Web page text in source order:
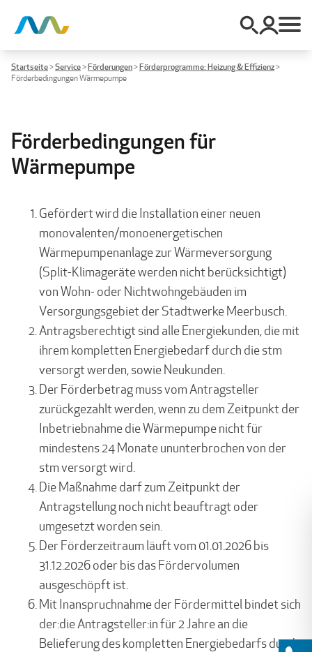
Startseite>Service>Förderungen>Förderprogramme: Heizung & Effizienz>
Förderbedingungen Wärmepumpe
Förderbedingungen für
Wärmepumpe
Gefördert wird die Installation einer neuen
monovalenten/monoenergetischen
Wärmepumpenanlage zur Wärmeversorgung
(Split-Klimageräte werden nicht berücksichtigt)
von Wohn- oder Nichtwohngebäuden im
Versorgungsgebiet der Stadtwerke Meerbusch.
Antragsberechtigt sind alle Energiekunden, die mit
ihrem kompletten Energiebedarf durch die stm
versorgt werden, sowie Neukunden.
Der Förderbetrag muss vom Antragsteller
zurückgezahlt werden, wenn zu dem Zeitpunkt der
Inbetriebnahme die Wärmepumpe nicht für
mindestens 24 Monate ununterbrochen von der
stm versorgt wird.
Die Maßnahme darf zum Zeitpunkt der
Antragstellung noch nicht beauftragt oder
umgesetzt worden sein.
Der Förderzeitraum läuft vom 01.01.2026 bis
31.12.2026 oder bis das Fördervolumen
ausgeschöpft ist.
Mit Inanspruchnahme der Fördermittel bindet sich
der:die Antragsteller:in für 2 Jahre an die
Belieferung des kompletten Energiebedarfs durch